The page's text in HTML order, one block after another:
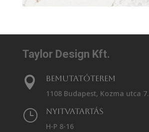
Taylor Design Kft.

Bemutatóterem
1108 Budapest, Kozma utca 7.
}
Nyitvatartás
H-P 8-16